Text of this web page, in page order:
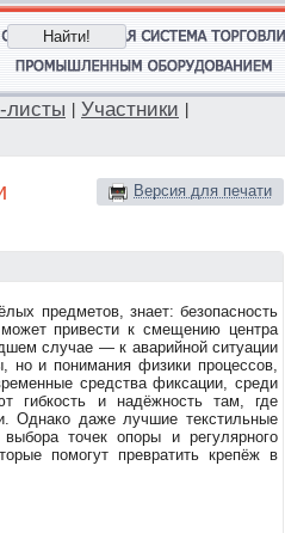
листы Участники
Версия для печати
предметов, знает: безопасность
может привести к смещению центра
случае — к аварийной ситуации
но и понимания физики процессов,
средства фиксации, среди
гибкость и надёжность там, где
Однако даже лучшие текстильные
точек опоры и регулярного
помогут превратить крепёж в